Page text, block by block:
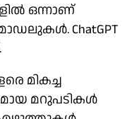
ഒന്നാണ്
ChatGPT
മികച്ച
മറുപടികൾ